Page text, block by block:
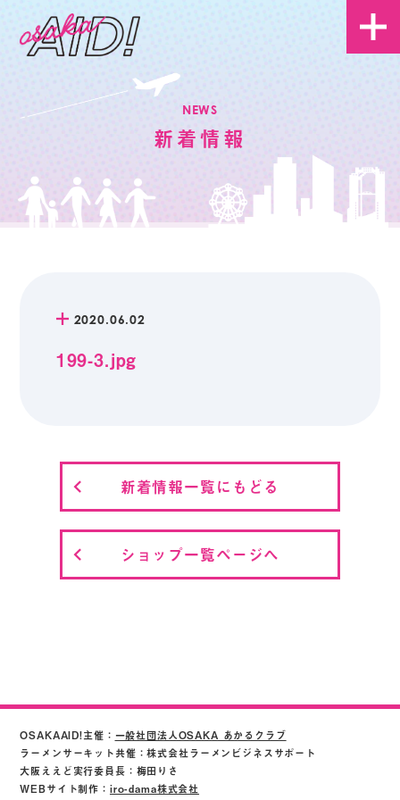
NEWS
新着情報
2020.06.02
199-3.jpg
新着情報一覧にもどる
ショップ一覧ページへ
OSAKAAID!主催： 一般社団法人OSAKA あかるクラブ
ラーメンサーキット共催：株式会社ラーメンビジネスサポート
大阪ええど実行委員長：梅田りさ
WEBサイト制作： iro-dama株式会社